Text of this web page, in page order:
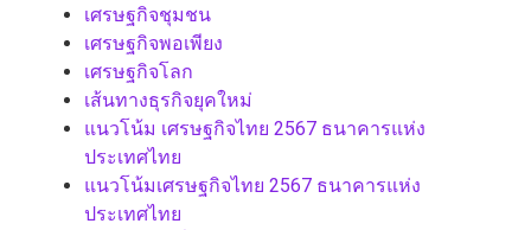
เศรษฐกิจชุมชน
เศรษฐกิจพอเพียง
เศรษฐกิจโลก
เส้นทางธุรกิจยุคใหม่
แนวโน้ม เศรษฐกิจไทย 2567 ธนาคารแห่ง
ประเทศไทย
แนวโน้มเศรษฐกิจไทย 2567 ธนาคารแห่ง
ประเทศไทย